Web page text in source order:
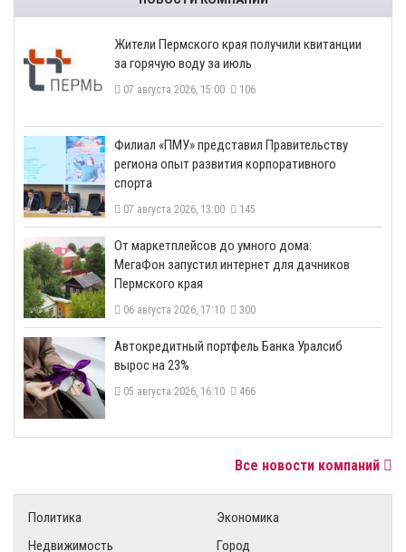
​Жители Пермского края получили квитанции
за горячую воду за июль
07 августа 2026, 15:00 106
​Филиал «ПМУ» представил Правительству
региона опыт развития корпоративного
спорта
07 августа 2026, 13:00 145
От маркетплейсов до умного дома:
МегаФон запустил интернет для дачников
Пермского края
06 августа 2026, 17:10 300
​Автокредитный портфель Банка Уралсиб
вырос на 23%
05 августа 2026, 16:10 466
Все новости компаний
Политика
Экономика
Недвижимость
Город